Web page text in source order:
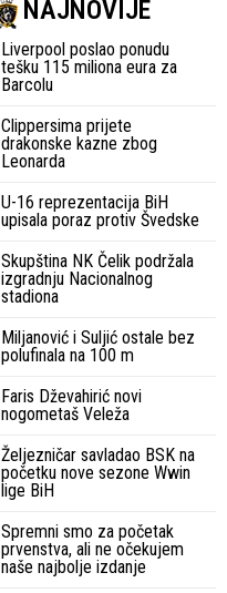
NAJNOVIJE
Liverpool poslao ponudu
tešku 115 miliona eura za
Barcolu
Clippersima prijete
drakonske kazne zbog
Leonarda
U-16 reprezentacija BiH
upisala poraz protiv Švedske
Skupština NK Čelik podržala
izgradnju Nacionalnog
stadiona
Miljanović i Suljić ostale bez
polufinala na 100 m
Faris Dževahirić novi
nogometaš Veleža
Željezničar savladao BSK na
početku nove sezone Wwin
lige BiH
Spremni smo za početak
prvenstva, ali ne očekujem
naše najbolje izdanje